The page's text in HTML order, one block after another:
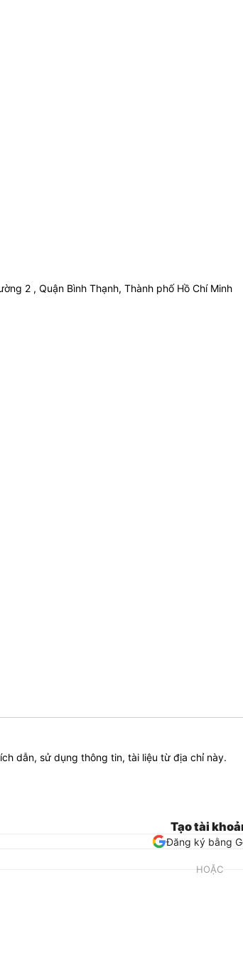
2 , Quận Bình Thạnh, Thành phố Hồ Chí Minh
dẫn, sử dụng thông tin, tài liệu từ địa chỉ này.
Tạo tài
Đăng ký bằng
HOẶC